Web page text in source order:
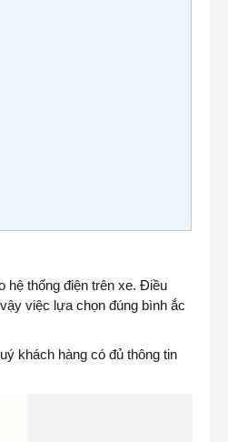
hệ thống điện trên xe. Điều
việc lựa chọn đúng bình ắc
khách hàng có đủ thông tin